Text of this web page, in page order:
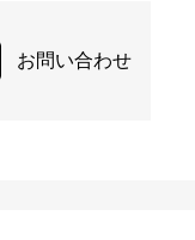
お問い合わせ